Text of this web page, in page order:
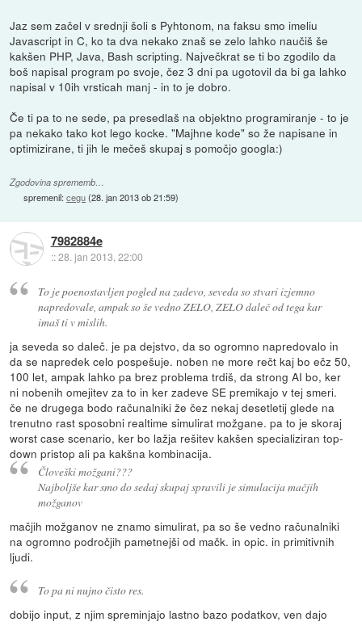
Jaz sem začel v srednji šoli s Pyhtonom, na faksu smo imeliu
Javascript in C, ko ta dva nekako znaš se zelo lahko naučiš še
kakšen PHP, Java, Bash scripting. Največkrat se ti bo zgodilo da
boš napisal program po svoje, čez 3 dni pa ugotovil da bi ga lahko
napisal v 10ih vrsticah manj - in to je dobro.
Če ti pa to ne sede, pa presedlaš na objektno programiranje - to je
pa nekako tako kot lego kocke. "Majhne kode" so že napisane in
optimizirane, ti jih le mečeš skupaj s pomočjo googla:)
Zgodovina sprememb…
spremenil:cegu(28. jan 2013 ob 21:59)
7982884e
::28. jan 2013, 22:00
To je poenostavljen pogled na zadevo, seveda so stvari izjemno
napredovale, ampak so še vedno ZELO, ZELO daleč od tega kar
imaš ti v mislih.
ja seveda so daleč. je pa dejstvo, da so ogromno napredovalo in
da se napredek celo pospešuje. noben ne more rečt kaj bo ečz 50,
100 let, ampak lahko pa brez problema trdiš, da strong AI bo, ker
ni nobenih omejitev za to in ker zadeve SE premikajo v tej smeri.
če ne drugega bodo računalniki že čez nekaj desetletij glede na
trenutno rast sposobni realtime simulirat možgane. pa to je skoraj
worst case scenario, ker bo lažja rešitev kakšen specializiran top-
down pristop ali pa kakšna kombinacija.
Človeški možgani???
Najboljše kar smo do sedaj skupaj spravili je simulacija mačjih
možganov
mačjih možganov ne znamo simulirat, pa so še vedno računalniki
na ogromno področjih pametnejši od mačk. in opic. in primitivnih
ljudi.
To pa ni nujno čisto res.
dobijo input, z njim spreminjajo lastno bazo podatkov, ven dajo